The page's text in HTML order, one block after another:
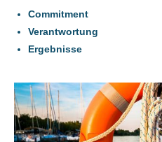
Commitment
Verantwortung
Ergebnisse